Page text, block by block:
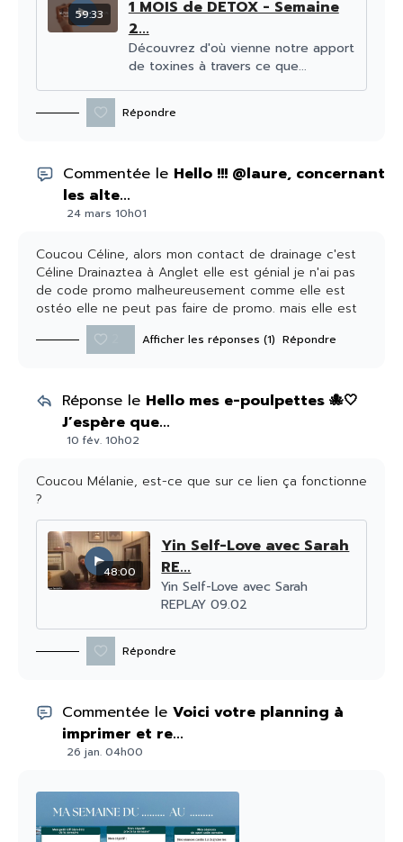
59:33
1 MOIS de DETOX - Semaine
2...
Découvrez d'où vienne notre apport
de toxines à travers ce que...
Répondre
Commentée le Hello !!! @laure, concernant
les alte...
24 mars 10h01
Coucou Céline, alors mon contact de drainage c'est
Céline Drainaztea à Anglet elle est génial je n'ai pas
de code promo malheureusement comme elle est
ostéo elle ne peut pas faire de promo. mais elle est
top ! pour Bonjour c'est pas mal, j'aime bien alternet
avec du cacao cru avec de l'eau chaude c'est pas
code promo si jamais :) tu as -15% avec SANTAMILA15
ttps://jollymama.com/?ae=107
Afficher les réponses (1) Répondre
Réponse le Hello mes e-poulpettes 🐙🤍
J’espère que...
10 fév. 10h02
Coucou Mélanie, est-ce que sur ce lien ça fonctionne
?
48:00
Yin Self-Love avec Sarah
RE...
Yin Self-Love avec Sarah
REPLAY 09.02
Répondre
Commentée leVoici votre planning à
imprimer et re...
26 jan. 04h00